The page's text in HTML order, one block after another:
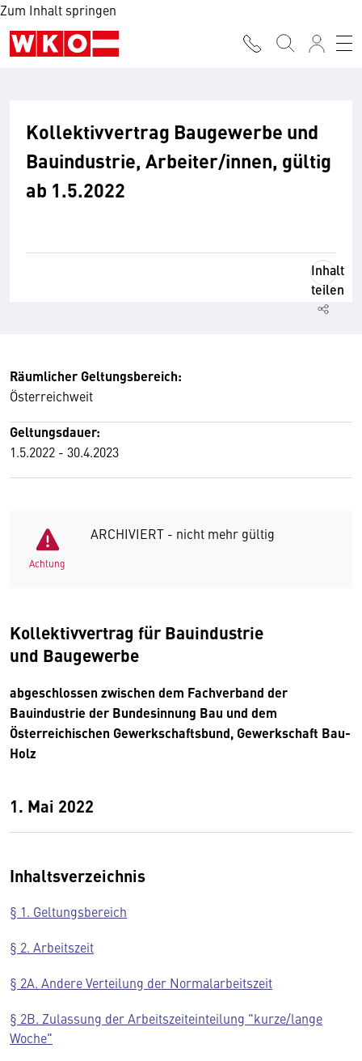
Zum Inhalt springen
Kollektivvertrag Baugewerbe und
Bauindustrie, Arbeiter/innen, gültig
ab 1.5.2022
Inhalt
teilen
Räumlicher Geltungsbereich:
Österreichweit
Geltungsdauer:
1.5.2022 - 30.4.2023
Achtung
ARCHIVIERT - nicht mehr gültig
Kollektivvertrag für Bauindustrie
und Baugewerbe
abgeschlossen zwischen dem Fachverband der
Bauindustrie der Bundesinnung Bau und dem
Österreichischen Gewerkschaftsbund, Gewerkschaft Bau-
Holz
1. Mai 2022
Inhaltsverzeichnis
§ 1. Geltungsbereich
§ 2. Arbeitszeit
§ 2A. Andere Verteilung der Normalarbeitszeit
§ 2B. Zulassung der Arbeitszeiteinteilung "kurze/lange
Woche"